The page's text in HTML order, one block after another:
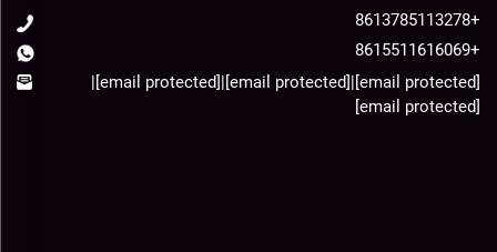
+8613785113278
+8615511616069
[email protected]
|
[email protected]
|
[email protected]
|
[email protected]